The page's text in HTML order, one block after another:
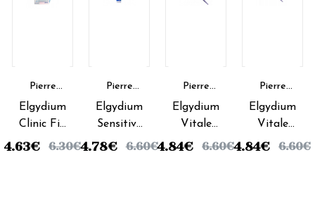
Pierre
Fabre
Elgydium
Clinic Fio
Dental
4.63€ 6.30€
Pierre
Fabre
Elgydium
Sensitive
Escova
4.78€ 6.60€
Pierre
Fabre
Elgydium
Vitale
Escova
4.84€ 6.60€
Pierre
Fabre
Elgydium
Vitale
Escova
4.84€ 6.60€